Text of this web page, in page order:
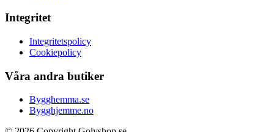
Integritet
Integritetspolicy
Cookiepolicy
Våra andra butiker
Bygghemma.se
Bygghjemme.no